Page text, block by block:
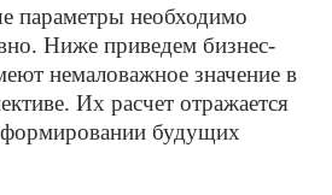
параметры необходимо
Ниже приведем бизнес-
немаловажное значение в
Их расчет отражается
формировании будущих